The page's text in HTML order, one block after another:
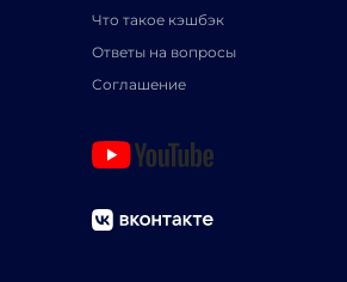
Что такое кэшбэк
Ответы на вопросы
Соглашение